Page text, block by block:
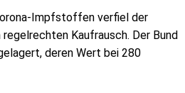
Impfstoffen verfiel der
Kaufrausch. Der Bund
deren Wert bei 280